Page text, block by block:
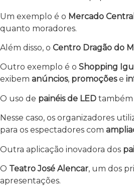
Um exemplo é o Mercado Central
quanto moradores.
Além disso, o Centro Dragão do
Outro exemplo é o Shopping
exibem anúncios, promoçõese
O uso de painéis de LED também
Nesse caso, os organizadores
para os espectadores com
Outra aplicação inovadora dos
O Teatro José Alencar, um dos
apresentações.